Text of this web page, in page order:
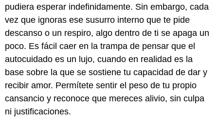
pudiera esperar indefinidamente. Sin embargo, cada
vez que ignoras ese susurro interno que te pide
descanso o un respiro, algo dentro de ti se apaga un
poco. Es fácil caer en la trampa de pensar que el
autocuidado es un lujo, cuando en realidad es la
base sobre la que se sostiene tu capacidad de dar y
recibir amor. Permítete sentir el peso de tu propio
cansancio y reconoce que mereces alivio, sin culpa
ni justificaciones.